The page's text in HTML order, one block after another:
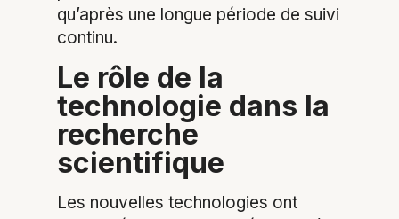
qu’après une longue période de suivi
continu.
Le rôle de la
technologie dans la
recherche
scientifique
Les nouvelles technologies ont